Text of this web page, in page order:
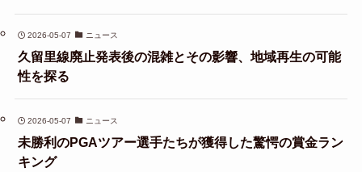
2026-05-07 ニュース
久留里線廃止発表後の混雑とその影響、地域再生の可能
性を探る
2026-05-07 ニュース
未勝利のPGAツアー選手たちが獲得した驚愕の賞金ラン
キング